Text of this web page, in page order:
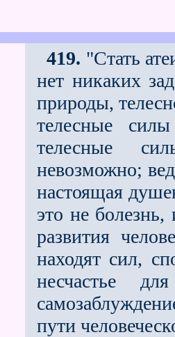
419. "Стать
нет никаких
природы,
телесные
телесные
невозможно;
настоящая
это не
развития
находят сил,
несчастье
пути